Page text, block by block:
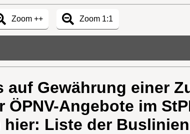
Zoom ++ Zoom 1:1
Gewährung einer
Angebote im
Liste der